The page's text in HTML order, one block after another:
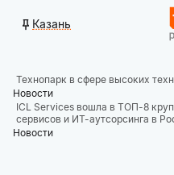
Казань
Технопарк в сфере высоких
Новости
ICL Services вошла в ТОП-8
сервисов и ИТ-аутсорсинга в
Новости